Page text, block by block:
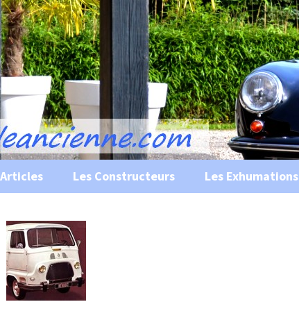
Ancienne
historiques …
évènements
musées
Les Constructeurs Les Exhumations